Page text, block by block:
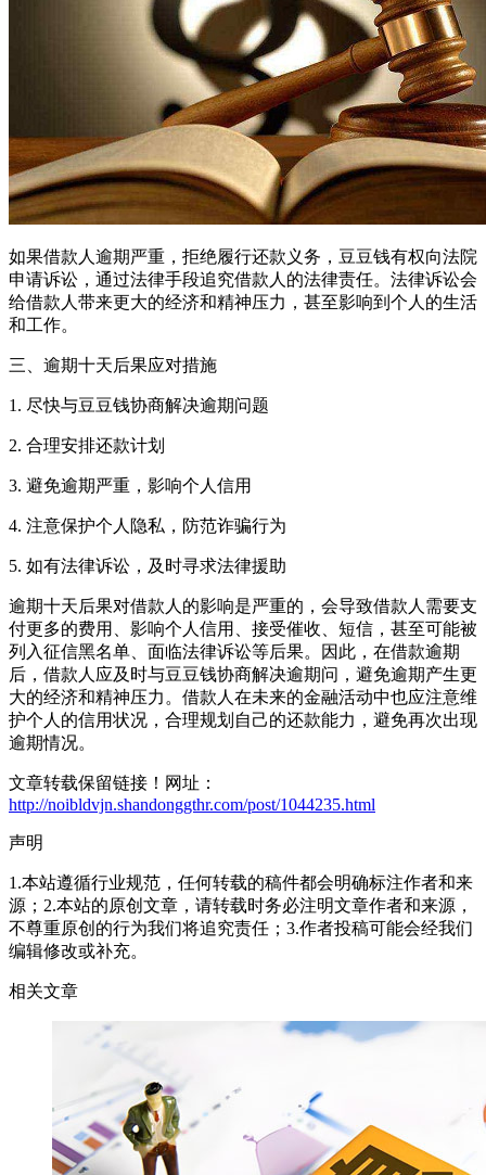
如果借款人逾期严重，拒绝履行还款义务，豆豆钱有权向法院
申请诉讼，通过法律手段追究借款人的法律责任。法律诉讼会
给借款人带来更大的经济和精神压力，甚至影响到个人的生活
和工作。
三、逾期十天后果应对措施
1. 尽快与豆豆钱协商解决逾期问题
2. 合理安排还款计划
3. 避免逾期严重，影响个人信用
4. 注意保护个人隐私，防范诈骗行为
5. 如有法律诉讼，及时寻求法律援助
逾期十天后果对借款人的影响是严重的，会导致借款人需要支
付更多的费用、影响个人信用、接受催收、短信，甚至可能被
列入征信黑名单、面临法律诉讼等后果。因此，在借款逾期
后，借款人应及时与豆豆钱协商解决逾期问，避免逾期产生更
大的经济和精神压力。借款人在未来的金融活动中也应注意维
护个人的信用状况，合理规划自己的还款能力，避免再次出现
逾期情况。
文章转载保留链接！网址：
http://noibldvjn.shandonggthr.com/post/1044235.html
声明
1.本站遵循行业规范，任何转载的稿件都会明确标注作者和来
源；2.本站的原创文章，请转载时务必注明文章作者和来源，
不尊重原创的行为我们将追究责任；3.作者投稿可能会经我们
编辑修改或补充。
相关文章